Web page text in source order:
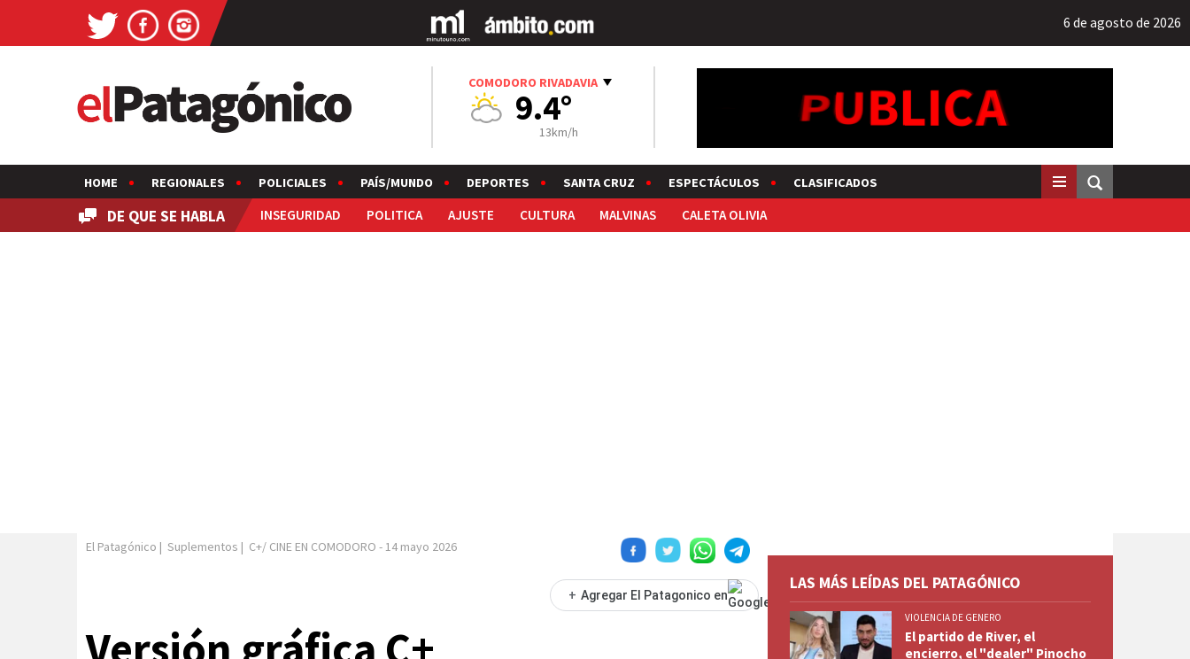
6 de agosto de 2026
COMODORO RIVADAVIA
9.4°
13km/h
HOME REGIONALES POLICIALES PAÍS/MUNDO DEPORTES SANTA CRUZ ESPECTÁCULOS CLASIFICADOS
DE QUE SE HABLA INSEGURIDAD POLITICA AJUSTE CULTURA MALVINAS CALETA OLIVIA
El Patagónico | Suplementos | C+/ CINE EN COMODORO - 14 mayo 2026
+ Agregar El Patagonico en
LAS MÁS LEÍDAS DEL PATAGÓNICO
VIOLENCIA DE GENERO
El partido de River, el
encierro, el "dealer" Pinocho